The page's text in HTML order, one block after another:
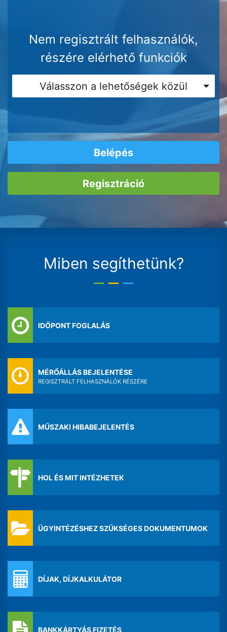
Nem regisztrált felhasználók,
részére elérhető funkciók
Válasszon a lehetőségek közül
Belépés
Regisztráció
Miben segíthetünk?
IDŐPONT FOGLALÁS
MÉRŐÁLLÁS BEJELENTÉSE
REGISZTRÁLT FELHASZNÁLÓK RÉSZÉRE
MŰSZAKI HIBABEJELENTÉS
HOL ÉS MIT INTÉZHETEK
ÜGYINTÉZÉSHEZ SZÜKSÉGES DOKUMENTUMOK
DÍJAK, DÍJKALKULÁTOR
BANKKÁRTYÁS FIZETÉS